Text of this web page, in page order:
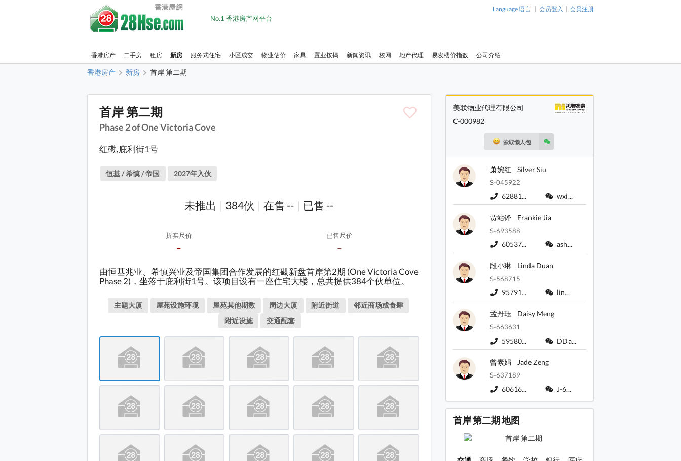
No.1 香港房产网平台
Language 语言 | 会员登入 | 会员注册
香港房产 二手房 租房 新房 服务式住宅 小区成交 物业估价 家具 置业按揭 新闻资讯 校网 地产代理 易发楼价指数 公司介绍
香港房产 新房 首岸 第二期
首岸 第二期
Phase 2 of One Victoria Cove
红磡,庇利街1号
恒基 / 希慎 / 帝国 2027年入伙
未推出 | 384伙 | 在售 -- | 已售 --
折实尺价
-
已售尺价
-
由恒基兆业、希慎兴业及帝国集团合作发展的红磡新盘首岸第2期 (One Victoria Cove
Phase 2)，坐落于庇利街1号。该项目设有一座住宅大楼，总共提供384个伙单位。
由恒基兆业、希慎兴业及帝国集团合作发展的红磡新盘首岸第2期 (One Victoria Cove Phase 2)，坐落于庇利街1号。该项目设有一座住宅大楼，总共
项目地盘入口位置 (环安街尾段)
项目顶层部分
项目顶层部分
项目 (绿色箭嘴部分) 外的马头围道
项目 (绿色箭嘴部分) 外的马头围道
项目 (绿色箭嘴部分) 外的马头围道
项目1, 2, 3 期位置 (从马头围道与庇利街交界观看)
由恒基兆业、希慎
兴业及帝国集团合
作发展的红磡新盘
Phase 2)，坐落于
庇利街1号。该项
楼，总共提供384
个伙单位。
项目地盘入口位置
(环安街尾段)
1 / 44
主题大厦 屋苑设施环境 屋苑其他期数 周边大厦 附近街道
邻近商场或食肆
附近设施
交通配套
美联物业代理有限公司
C-000982
索取懒人包
萧婉红 Silver Siu
S-045922
62881... wxi...
贾站锋 Frankie Jia
S-693588
60537... ash...
段小琳 Linda Duan
S-568715
95791... lin...
孟丹珏 Daisy Meng
S-663631
59580... DDa...
曾素娟 Jade Zeng
S-637189
60616... J-6...
首岸 第二期 地图